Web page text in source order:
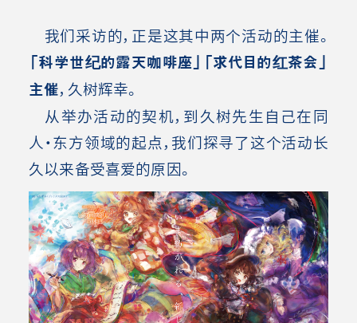
我们采访的，正是这其中两个活动的主催。
「科学世纪的露天咖啡座」「求代目的红茶会」
主催，久树辉幸。
从举办活动的契机，到久树先生自己在同
人・东方领域的起点，我们探寻了这个活动长
久以来备受喜爱的原因。